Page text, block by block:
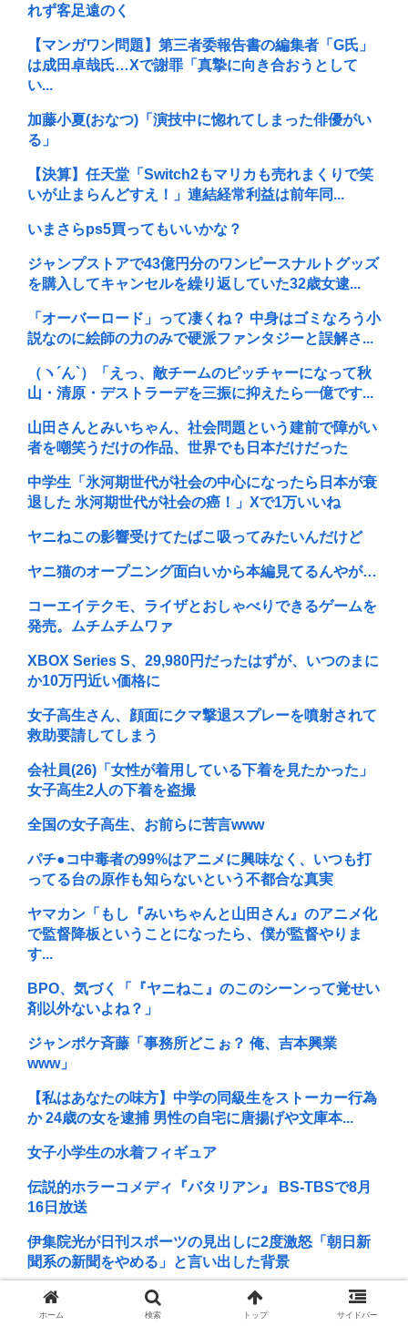
れず客足遠のく
【マンガワン問題】第三者委報告書の編集者「G氏」
は成田卓哉氏…Xで謝罪「真摯に向き合おうとして
い...
加藤小夏(おなつ)「演技中に惚れてしまった俳優がい
る」
【決算】任天堂「Switch2もマリカも売れまくりで笑
いが止まらんどすえ！」連結経常利益は前年同...
いまさらps5買ってもいいかな？
ジャンプストアで43億円分のワンピースナルトグッズ
を購入してキャンセルを繰り返していた32歳女逮...
「オーバーロード」って凄くね？ 中身はゴミなろう小
説なのに絵師の力のみで硬派ファンタジーと誤解さ...
（ヽ´ん`）「えっ、敵チームのピッチャーになって秋
山・清原・デストラーデを三振に抑えたら一億です...
山田さんとみいちゃん、社会問題という建前で障がい
者を嘲笑うだけの作品、世界でも日本だけだった
中学生「氷河期世代が社会の中心になったら日本が衰
退した 氷河期世代が社会の癌！」Xで1万いいね
ヤニねこの影響受けてたばこ吸ってみたいんだけど
ヤニ猫のオープニング面白いから本編見てるんやが…
コーエイテクモ、ライザとおしゃべりできるゲームを
発売。ムチムチムワァ
XBOX Series S、29,980円だったはずが、いつのまに
か10万円近い価格に
女子高生さん、顔面にクマ撃退スプレーを噴射されて
救助要請してしまう
会社員(26)「女性が着用している下着を見たかった」
女子高生2人の下着を盗撮
全国の女子高生、お前らに苦言www
パチ●コ中毒者の99%はアニメに興味なく、いつも打
ってる台の原作も知らないという不都合な真実
ヤマカン「もし『みいちゃんと山田さん』のアニメ化
で監督降板ということになったら、僕が監督やりま
す...
BPO、気づく「『ヤニねこ』のこのシーンって覚せい
剤以外ないよね？」
ジャンポケ斉藤「事務所どこぉ？ 俺、吉本興業
www」
【私はあなたの味方】中学の同級生をストーカー行為
か 24歳の女を逮捕 男性の自宅に唐揚げや文庫本...
女子小学生の水着フィギュア
伝説的ホラーコメディ『バタリアン』 BS-TBSで8月
16日放送
伊集院光が日刊スポーツの見出しに2度激怒「朝日新
聞系の新聞をやめる」と言い出した背景
「エヴァ」おせちが登場！”ロンギヌスの槍”がピック
に！23,650円
ホーム 検索 トップ サイドバー